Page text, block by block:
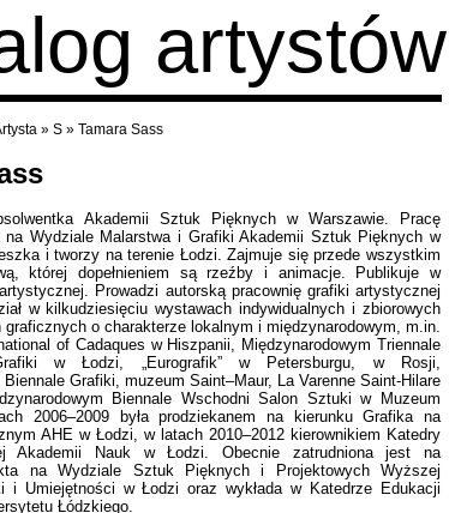
artystów
» S » Tamara Sass
Akademii Sztuk Pięknych w Warszawie. Pracę
na Wydziale Malarstwa i Grafiki Akademii Sztuk Pięknych w
i tworzy na terenie Łodzi. Zajmuje się przede wszystkim
której dopełnieniem są rzeźby i animacje. Publikuje w
Prowadzi autorską pracownię grafiki artystycznej
w kilkudziesięciu wystawach indywidualnych i zbiorowych
graficznych o charakterze lokalnym i międzynarodowym, m.in.
of Cadaques w Hiszpanii, Międzynarodowym Triennale
w Łodzi, „Eurografik” w Petersburgu, w Rosji,
Biennale Grafiki, muzeum Saint–Maur, La Varenne Saint-Hilare
Biennale Wschodni Salon Sztuki w Muzeum
2006–2009 była prodziekanem na kierunku Grafika na
AHE w Łodzi, w latach 2010–2012 kierownikiem Katedry
Akademii Nauk w Łodzi. Obecnie zatrudniona jest na
na Wydziale Sztuk Pięknych i Projektowych Wyższej
i Umiejętności w Łodzi oraz wykłada w Katedrze Edukacji
Łódzkiego.